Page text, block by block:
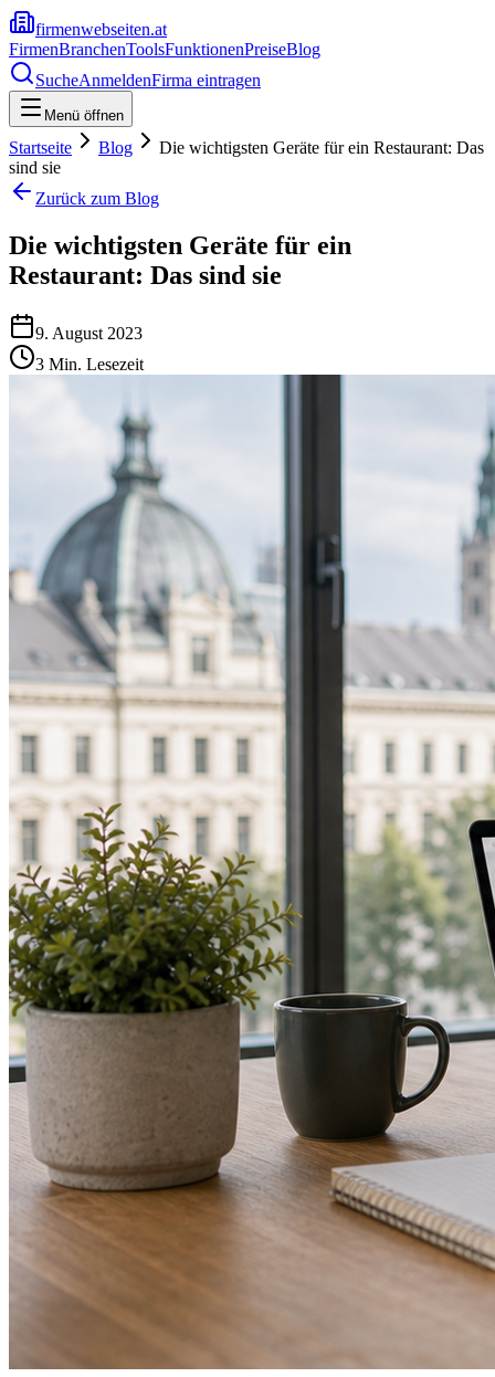
firmenwebseiten.at
FirmenBranchenToolsFunktionenPreiseBlog
SucheAnmeldenFirma eintragen
Menü öffnen
Startseite Blog
Die wichtigsten Geräte für ein Restaurant: Das
sind sie
Zurück zum Blog
Die wichtigsten Geräte für ein
Restaurant: Das sind sie
9. August 2023
3 Min. Lesezeit